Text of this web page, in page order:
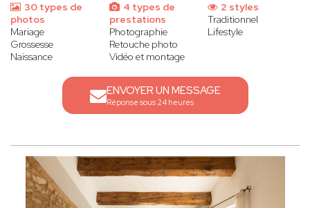
30 types de
photos
Mariage
Grossesse
Naissance
4 types de
prestations
Photographie
Retouche photo
Vidéo et montage
2 styles
Traditionnel
Lifestyle
ENVOYER UN MESSAGE
Réponse sous 24 heures